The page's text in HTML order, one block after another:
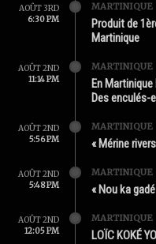
AOÛT 3RD
6:30 PM
MARTINIQUE
Produit de
Martinique
AOÛT 2ND
11:14 PM
MARTINIQUE
En
Des enculés-
AOÛT 2ND
5:56 PM
MARTINIQUE
« Mérine
AOÛT 2ND
5:48 PM
MARTINIQUE
« Nou ka
AOÛT 2ND
12:05 PM
MARTINIQUE
LOÏC KOKÉ